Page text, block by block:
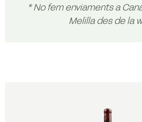
* No fem enviaments a
Melilla des de la